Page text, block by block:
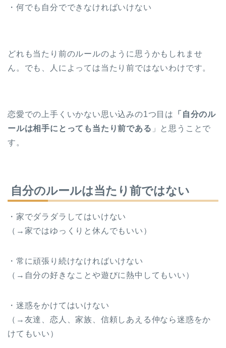
・何でも自分でできなければいけない
どれも当たり前のルールのように思うかもしれませ
ん。でも、人によっては当たり前ではないわけです。
恋愛での上手くいかない思い込みの1つ目は
「自分のル
ールは相手にとっても当たり前である 」と思うことで
す。
自分のルールは当たり前ではない
・家でダラダラしてはいけない
（→家ではゆっくりと休んでもいい）
・常に頑張り続けなければいけない
（→自分の好きなことや遊びに熱中してもいい）
・迷惑をかけてはいけない
（→友達、恋人、家族、信頼しあえる仲なら迷惑をか
けてもいい）